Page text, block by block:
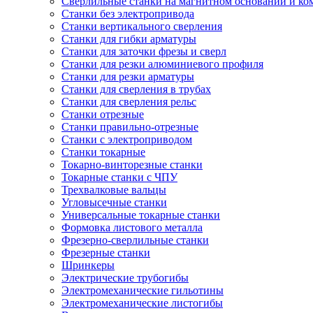
Станки без электропривода
Станки вертикального сверления
Станки для гибки арматуры
Станки для заточки фрезы и сверл
Станки для резки алюминиевого профиля
Станки для резки арматуры
Станки для сверления в трубах
Станки для сверления рельс
Станки отрезные
Станки правильно-отрезные
Станки с электроприводом
Станки токарные
Токарно-винторезные станки
Токарные станки с ЧПУ
Трехвалковые вальцы
Угловысечные станки
Универсальные токарные станки
Формовка листового металла
Фрезерно-сверлильные станки
Фрезерные станки
Шринкеры
Электрические трубогибы
Электромеханические гильотины
Электромеханические листогибы